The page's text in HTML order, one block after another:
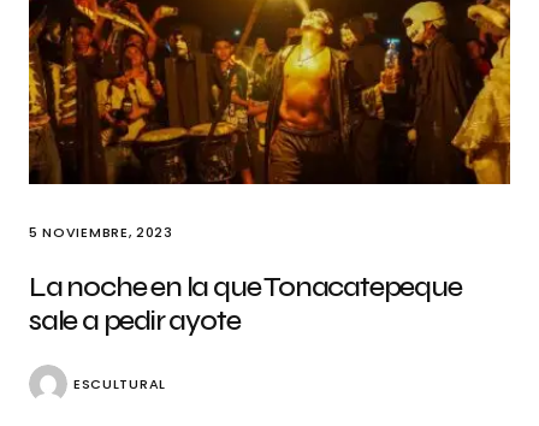
5 NOVIEMBRE, 2023
La noche en la que Tonacatepeque
sale a pedir ayote
ESCULTURAL